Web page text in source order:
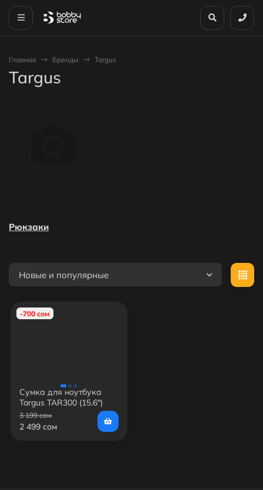
Главная Бренды Targus
Targus
Рюкзаки
Новые и популярные
-700 сом
Сумка для ноутбука
Targus TAR300 (15.6")
3 199 сом
2 499 сом